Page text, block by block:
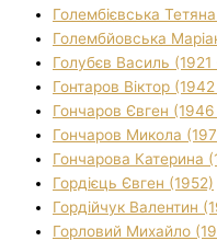
Голембієвська
Голембйовська
Голубєв Василь
Гонтаров Віктор
Гончаров Євген
Гончаров Микола
Гончарова Катерина
Гордієць Євген (1952)
Гордійчук Валентин
Горловий Михайло